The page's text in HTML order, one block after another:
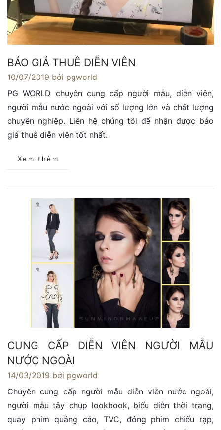
BÁO GIÁ THUÊ DIỄN VIÊN
10/07/2019 bởi pgworld
PG WORLD chuyên cung cấp người mẫu, diễn viên,
người mẫu nước ngoài với số lượng lớn và chất lượng
chuyên nghiệp. Liên hệ chúng tôi để nhận được báo
giá thuê diễn viên tốt nhất.
Xem thêm
CUNG CẤP DIỄN VIÊN NGƯỜI MẪU
NƯỚC NGOÀI
14/03/2019 bởi pgworld
Chuyên cung cấp người mẫu diễn viên nước ngoài,
người mẫu tây chụp lookbook, biểu diễn thời trang,
quay phim quảng cáo, TVC, đóng phim chiếu rạp,